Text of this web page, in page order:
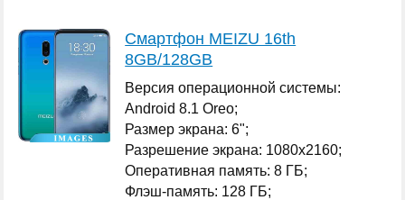
Смартфон MEIZU 16th
8GB/128GB
Версия операционной системы:
Android 8.1 Oreo;
Размер экрана: 6";
Разрешение экрана: 1080x2160;
Оперативная память: 8 ГБ;
Флэш-память: 128 ГБ;